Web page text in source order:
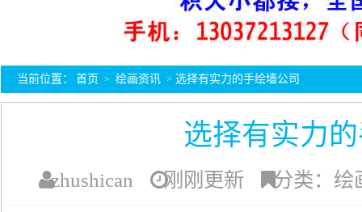
当前位置： 首页 > 绘画资讯 > 选择有实力的手绘墙公司
选择有实力
zhushican 刚刚更新 分类：绘